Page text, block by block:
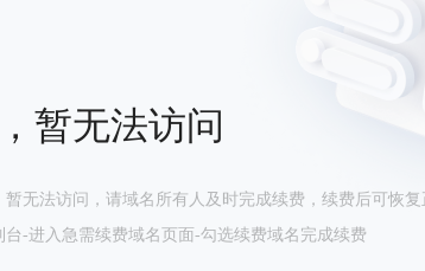
暂无法访问
无法访问，请域名所有人及时完成续费，续费后可恢复
-进入急需续费域名页面-勾选续费域名完成续费